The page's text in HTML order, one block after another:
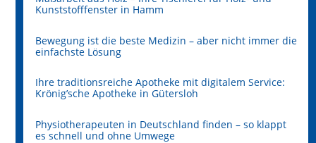
Kunststofffenster in Hamm
Bewegung ist die beste Medizin – aber nicht immer die
einfachste Lösung
Ihre traditionsreiche Apotheke mit digitalem Service:
Krönig’sche Apotheke in Gütersloh
Physiotherapeuten in Deutschland finden – so klappt
es schnell und ohne Umwege